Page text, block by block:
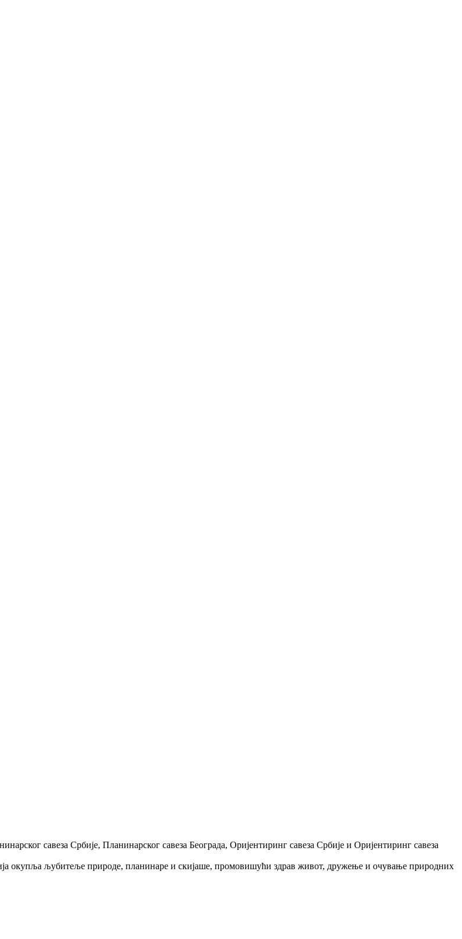
савеза Србије, Планинарског савеза Београда, Оријентиринг савеза Србије и Оријентиринг савеза
окупља љубитеље природе, планинаре и скијаше, промовишући здрав живот, дружење и очување природних